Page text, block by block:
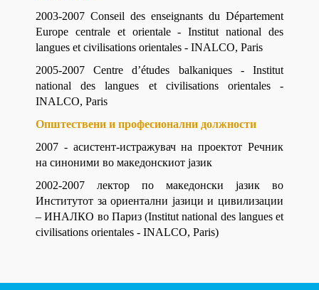
2003-2007 Conseil des enseignants du Département
Europe centrale et orientale - Institut national des
langues et civilisations orientales - INALCO, Paris
2005-2007 Centre d’études balkaniques - Institut
national des langues et civilisations orientales -
INALCO, Paris
Општествени и професионални должности
2007 - асистент-истражувач на проектот Речник
на синоними во македонскиот јазик
2002-2007 лектор по македонски јазик во
Институтот за ориентални јазици и цивилизации
– ИНАЛКО во Париз (Institut national des langues et
civilisations orientales - INALCO, Paris)